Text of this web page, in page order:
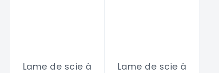
Lame de scie à
Lame de scie à